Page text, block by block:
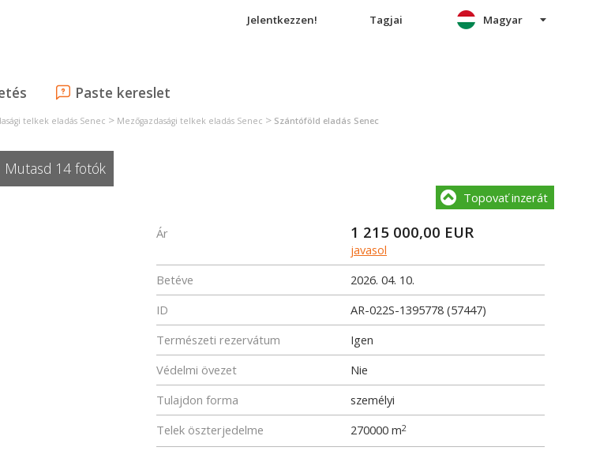
Jelentkezzen! Tagjai
Paste kereslet
Magyar
telkek eladás Senec > Mezőgazdasági telkek eladás Senec > Szántóföld eladás Senec
Mutasd 14 fotók
Topovať inzerát
Ár 1 215 000,00 EUR
javasol
Betéve
2026. 04. 10.
ID
AR-022S-1395778 (57447)
Természeti rezervátum
Igen
Védelmi övezet
Nie
Tulajdon forma
személyi
Telek öszterjedelme
270000 m2